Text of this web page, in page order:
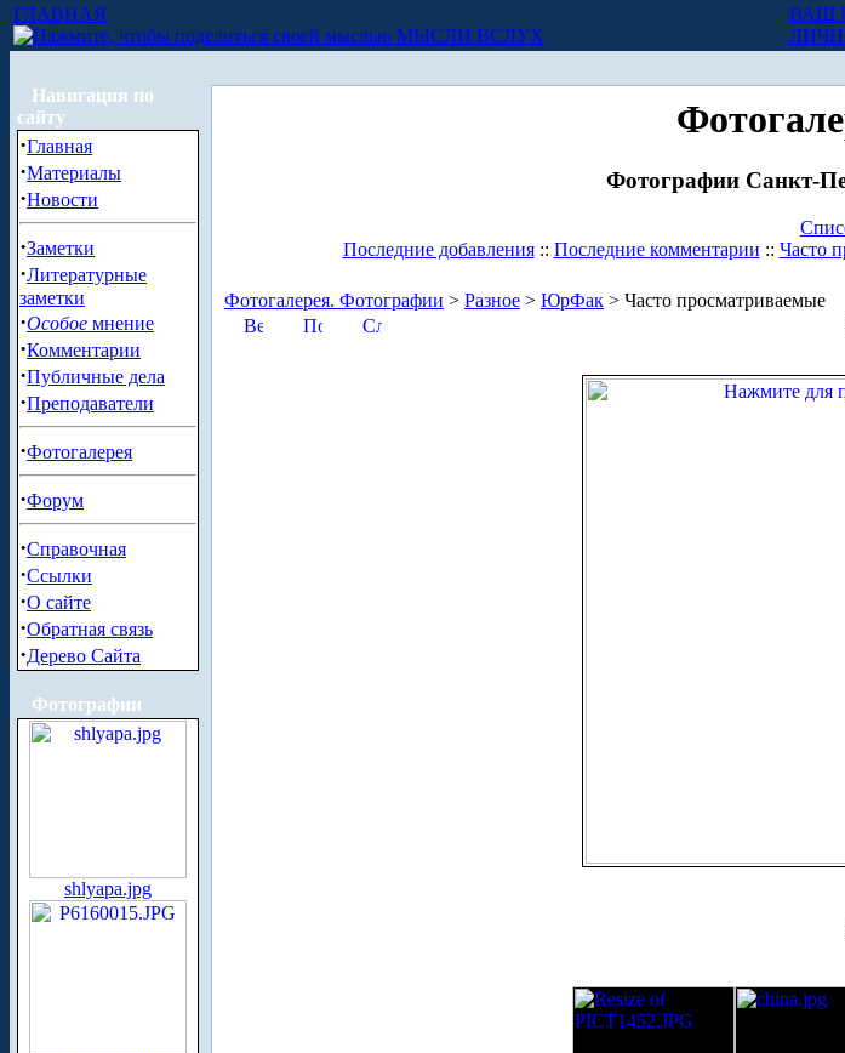
ГЛАВНАЯ
МЫСЛИ ВСЛУХ
ВАШ
Навигация по
сайту
·Главная
·Материалы
·Новости
·Заметки
·Литературные
заметки
·Особое мнение
·Комментарии
·Публичные дела
·Преподаватели
·Фотогалерея
·Форум
·Справочная
·Ссылки
·О сайте
·Обратная связь
·Дерево Сайта
Фотографии
shlyapa.jpg
Фотографии Санкт-
Последние добавления:: Последние комментарии :: Часто
Фотогалерея. Фотографии > Разное > ЮрФак > Часто просматриваемые